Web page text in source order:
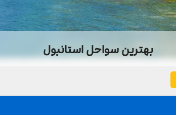
بهترین سواحل استانبول